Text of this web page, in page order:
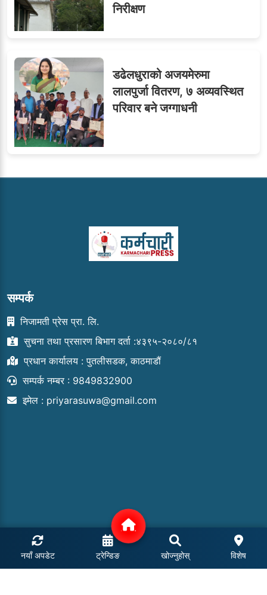
निरीक्षण
डढेलधुराको अजयमेरुमा
लालपुर्जा वितरण, ७ अव्यवस्थित
परिवार बने जग्गाधनी
सम्पर्क
निजामती प्रेस प्रा. लि.
सुचना तथा प्रसारण बिभाग दर्ता :४३९५-२०८०/८१
प्रधान कार्यालय : पुतलीसडक, काठमाडौं
सम्पर्क नम्बर : 9849832900
इमेल : priyarasuwa@gmail.com
नयाँ अपडेट ट्रेन्डिङ खोज्नुहोस् विशेष